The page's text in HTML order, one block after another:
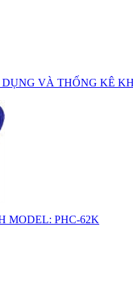
VÀ THỐNG KÊ
MODEL: PHC-62K